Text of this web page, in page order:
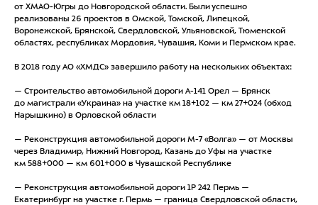
от ХМАО-Югры до Новгородской области. Были успешно
реализованы 26 проектов в Омской, Томской, Липецкой,
Воронежской, Брянской, Свердловской, Ульяновской, Тюменской
областях, республиках Мордовия, Чувашия, Коми и Пермском крае.
В 2018 году АО «ХМДС» завершило работу на нескольких объектах:
— Строительство автомобильной дороги А-141 Орел — Брянск
до магистрали «Украина» на участке км 18+102 — км 27+024 (обход
Нарышкино) в Орловской области
— Реконструкция автомобильной дороги М-7 «Волга» — от Москвы
через Владимир, Нижний Новгород, Казань до Уфы на участке
км 588+000 — км 601+000 в Чувашской Республике
— Реконструкция автомобильной дороги 1Р 242 Пермь —
Екатеринбург на участке г. Пермь — граница Свердловской области,